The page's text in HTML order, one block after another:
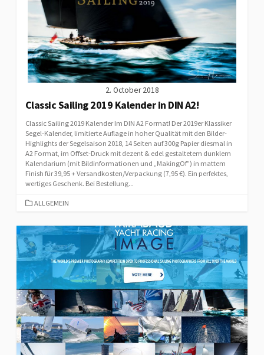
2. October 2018
Classic Sailing 2019 Kalender in DIN A2!
Classic Sailing 2019 Kalender Im DIN A2 Format! Der 2019er Klassiker
Segel-Kalender, limitierte Auflage in hoher Qualität mit den Bilder-
Highlights der Segelsaison 2018, 14 Seiten auf 300g Papier diesmal in
A2 Format, im Offset-Druck mit dezent & edel gestaltetem dunklem
Kalendarium (mit Bildinformationen und „MakingOf”) in mattem
Finish für 39,95 + Versandkosten/Verpackung (7,95 €). Ein perfektes,
wertiges Geschenk. Bei Bestellung...
CATEGORIES
ALLGEMEIN